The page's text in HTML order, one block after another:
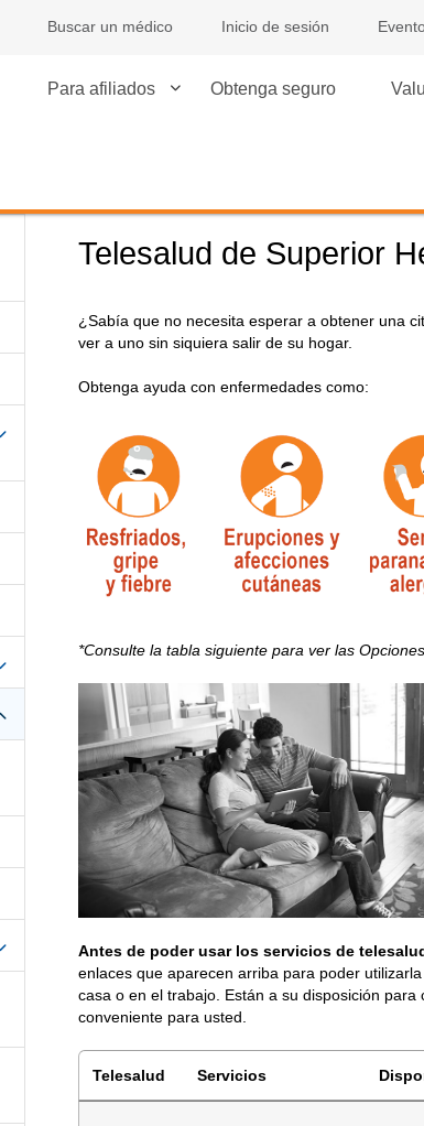
Buscar un médico Inicio de sesión
Para afiliados Obtenga seguro
Telesalud de Superior
¿Sabía que no necesita esperar a obtener una
ver a uno sin siquiera salir de su hogar.
Obtenga ayuda con enfermedades como:
*Consulte la tabla siguiente para ver las
Antes de poder usar los servicios de
enlaces que aparecen arriba para poder
casa o en el trabajo. Están a su disposición
conveniente para usted.
Telesalud Servicios